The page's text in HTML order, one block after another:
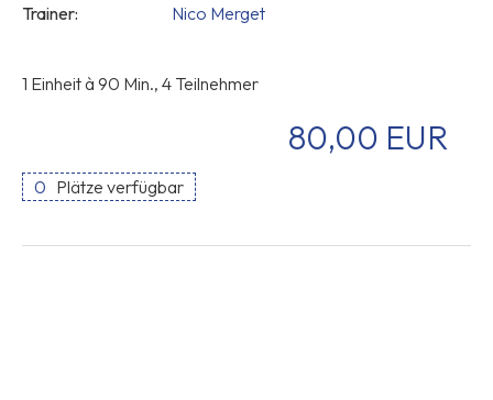
Trainer: Nico Merget
1 Einheit à 90 Min., 4 Teilnehmer
80,00 EUR
0 Plätze verfügbar